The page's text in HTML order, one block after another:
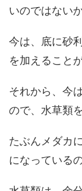
いのではない
今は、底に砂
を加えること
それから、今
ので、水草類
たぶんメダカ
になっている